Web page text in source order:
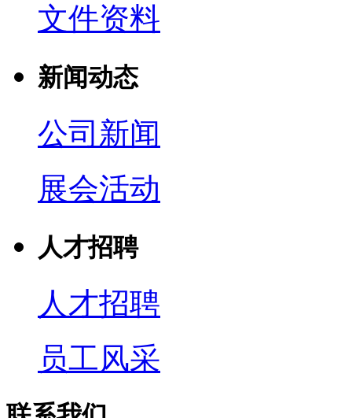
文件资料
新闻动态
公司新闻
展会活动
人才招聘
人才招聘
员工风采